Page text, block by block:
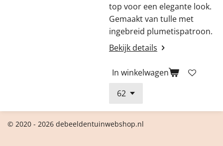
top voor een elegante look.
Gemaakt van tulle met
ingebreid plumetispatroon.
Bekijk details
In winkelwagen
© 2020 - 2026 debeeldentuinwebshop.nl